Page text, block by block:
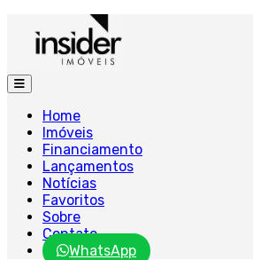
Home
Imóveis
Financiamento
Lançamentos
Notícias
Favoritos
Sobre
Contato
WhatsApp